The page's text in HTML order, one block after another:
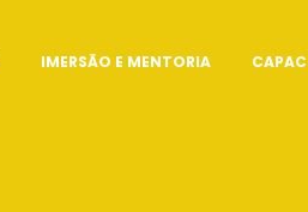
IMERSÃO E MENTORIA